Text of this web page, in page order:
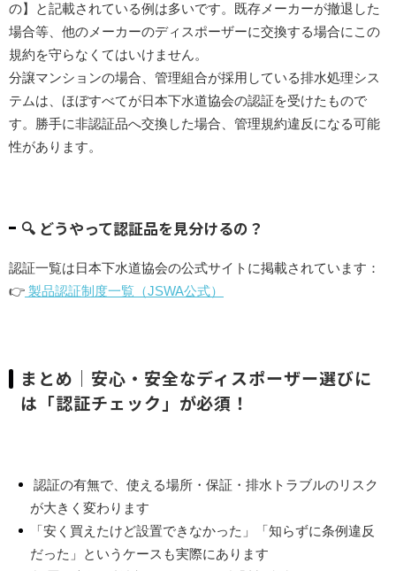
の】と記載されている例は多いです。既存メーカーが撤退した
場合等、他のメーカーのディスポーザーに交換する場合にこの
規約を守らなくてはいけません。
分譲マンションの場合、管理組合が採用している排水処理シス
テムは、ほぼすべてが日本下水道協会の認証を受けたもので
す。勝手に非認証品へ交換した場合、管理規約違反になる可能
性があります。
🔍 どうやって認証品を見分けるの？
認証一覧は日本下水道協会の公式サイトに掲載されています：
👉 製品認証制度一覧（JSWA公式）
まとめ｜安心・安全なディスポーザー選びに
は「認証チェック」が必須！
認証の有無で、使える場所・保証・排水トラブルのリスク
が大きく変わります
「安く買えたけど設置できなかった」「知らずに条例違反
だった」というケースも実際にあります